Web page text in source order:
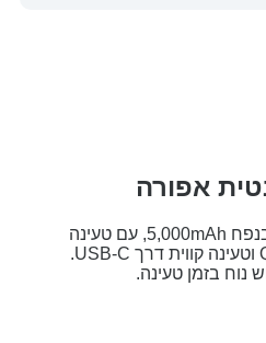
אפורה
מטען נייד מגנטי ואלחוטי בנפח 5,000mAh, עם טעינה
אלחוטית מהירה בתקן Qi2 וטעינה קווית דרך USB-C.
נוח בזמן טעינה.